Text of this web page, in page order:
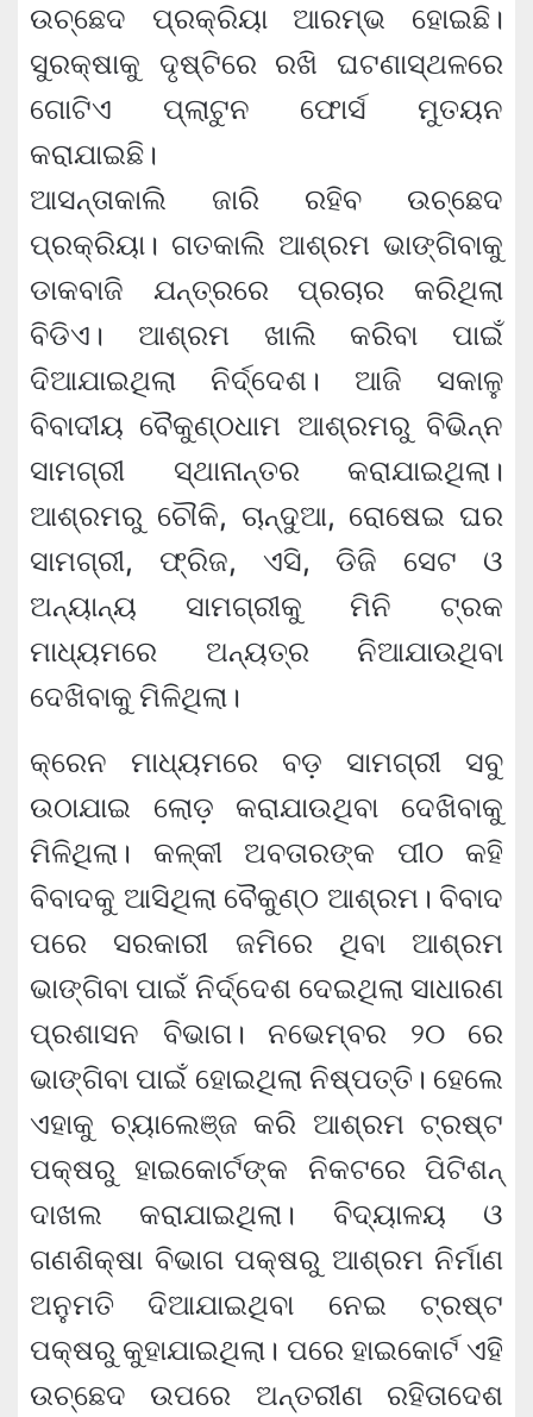
ଉଚ୍ଛେଦ ପ୍ରକ୍ରିୟା ଆରମ୍ଭ ହୋଇଛି।
ସୁରକ୍ଷାକୁ ଦୃଷ୍ଟିରେ ରଖି ଘଟଣାସ୍ଥଳରେ
ଗୋଟିଏ ପ୍ଲାଟୁନ ଫୋର୍ସ ମୁତୟନ
କରାଯାଇଛି।
ଆସନ୍ତାକାଲି ଜାରି ରହିବ ଉଚ୍ଛେଦ
ପ୍ରକ୍ରିୟା। ଗତକାଲି ଆଶ୍ରମ ଭାଙ୍ଗିବାକୁ
ଡାକବାଜି ଯନ୍ତ୍ରରେ ପ୍ରଚାର କରିଥିଲା
ବିଡିଏ। ଆଶ୍ରମ ଖାଲି କରିବା ପାଇଁ
ଦିଆଯାଇଥିଲା ନିର୍ଦ୍ଦେଶ। ଆଜି ସକାଳୁ
ବିବାଦୀୟ ବୈକୁଣ୍ଠଧାମ ଆଶ୍ରମରୁ ବିଭିନ୍ନ
ସାମଗ୍ରୀ ସ୍ଥାନାନ୍ତର କରାଯାଇଥିଲା।
ଆଶ୍ରମରୁ ଚୌକି, ଚାନ୍ଦୁଆ, ରୋଷେଇ ଘର
ସାମଗ୍ରୀ, ଫ୍ରିଜ, ଏସି, ଡିଜି ସେଟ ଓ
ଅନ୍ୟାନ୍ୟ ସାମଗ୍ରୀକୁ ମିନି ଟ୍ରକ
ମାଧ୍ୟମରେ ଅନ୍ୟତ୍ର ନିଆଯାଉଥିବା
ଦେଖିବାକୁ ମିଳିଥିଲା।
କ୍ରେନ ମାଧ୍ୟମରେ ବଡ଼ ସାମଗ୍ରୀ ସବୁ
ଉଠାଯାଇ ଲୋଡ଼ କରାଯାଉଥିବା ଦେଖିବାକୁ
ମିଳିଥିଲା। କଳ୍କୀ ଅବତାରଙ୍କ ପୀଠ କହି
ବିବାଦକୁ ଆସିଥିଲା ବୈକୁଣ୍ଠ ଆଶ୍ରମ। ବିବାଦ
ପରେ ସରକାରୀ ଜମିରେ ଥିବା ଆଶ୍ରମ
ଭାଙ୍ଗିବା ପାଇଁ ନିର୍ଦ୍ଦେଶ ଦେଇଥିଲା ସାଧାରଣ
ପ୍ରଶାସନ ବିଭାଗ। ନଭେମ୍ବର ୨୦ ରେ
ଭାଙ୍ଗିବା ପାଇଁ ହୋଇଥିଲା ନିଷ୍ପତ୍ତି। ହେଲେ
ଏହାକୁ ଚ୍ୟାଲେଞ୍ଜ କରି ଆଶ୍ରମ ଟ୍ରଷ୍ଟ
ପକ୍ଷରୁ ହାଇକୋର୍ଟଙ୍କ ନିକଟରେ ପିଟିଶନ୍‌
ଦାଖଲ କରାଯାଇଥିଲା। ବିଦ୍ୟାଳୟ ଓ
ଗଣଶିକ୍ଷା ବିଭାଗ ପକ୍ଷରୁ ଆଶ୍ରମ ନିର୍ମାଣ
ଅନୁମତି ଦିଆଯାଇଥିବା ନେଇ ଟ୍ରଷ୍ଟ
ପକ୍ଷରୁ କୁହାଯାଇଥିଲା। ପରେ ହାଇକୋର୍ଟ ଏହି
ଉଚ୍ଛେଦ ଉପରେ ଅନ୍ତରୀଣ ରହିତାଦେଶ